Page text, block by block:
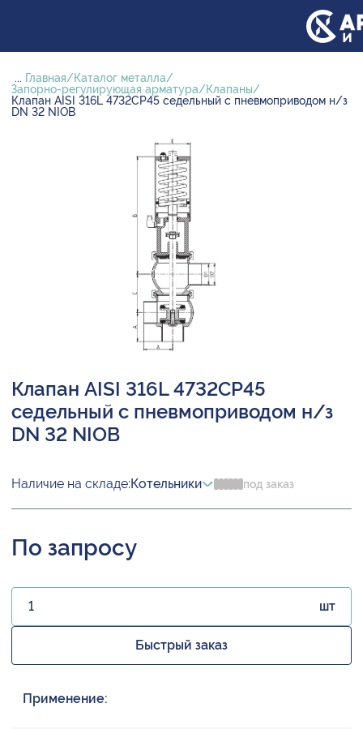
... Главная
Каталог металла
Запорно-регулирующая арматура
Клапаны
Клапан AISI 316L 4732CP45 седельный с пневмоприводом н/з
DN 32 NIOB
Клапан AISI 316L 4732CP45
седельный с пневмоприводом н/з
DN 32 NIOB
Наличие на складе:Котельники под заказ
По запросу
шт
Быстрый заказ
Применение: